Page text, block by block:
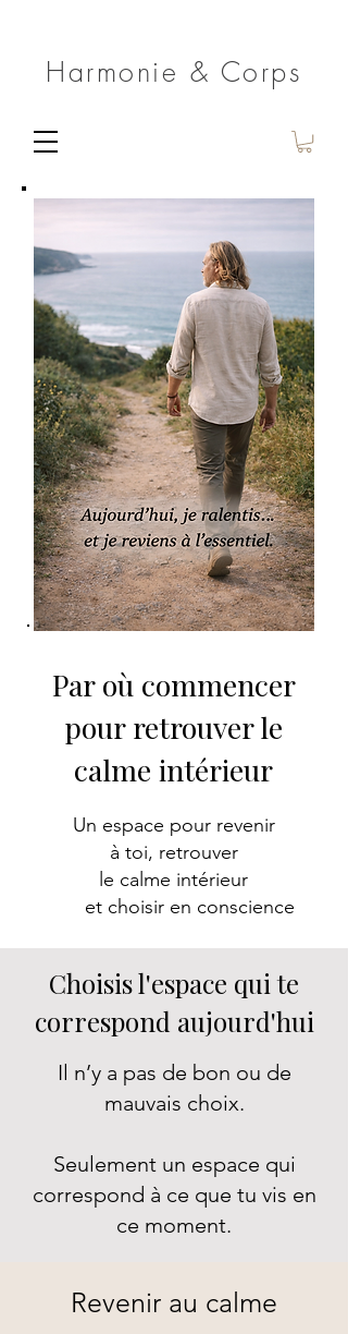
Harmonie & Corps
Par où commencer
pour retrouver le
calme intérieur
Un espace pour revenir
à toi, retrouver
le calme intérieur
et choisir en conscience
Choisis l'espace qui te
correspond aujourd'hui
Il n’y a pas de bon ou de
mauvais choix.
Seulement un espace qui
correspond à ce que tu vis en
ce moment.
Revenir au calme